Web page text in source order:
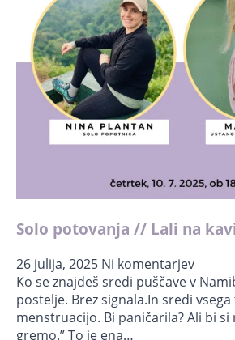
Solo potovanja // Lali na
26 julija, 2025 Ni komentarjev
Ko se znajdeš sredi puščave v
postelje. Brez signala.In sredi vsega
menstruacijo. Bi paničarila? Ali bi si
gremo.” To je ena…